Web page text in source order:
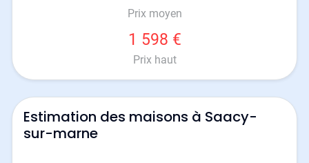
Prix moyen
1 598 €
Prix haut
Estimation des maisons à Saacy-
sur-marne